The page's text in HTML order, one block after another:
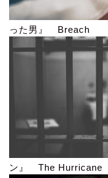
った男』 Breach
ン』 The Hurricane